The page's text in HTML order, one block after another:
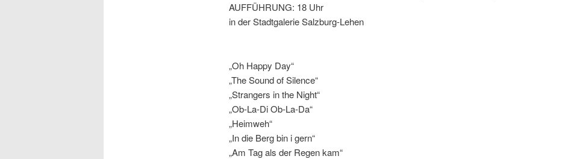
AUFFÜHRUNG: 18 Uhr
in der Stadtgalerie Salzburg-Lehen
„Oh Happy Day“
„The Sound of Silence“
„Strangers in the Night“
„Ob-La-Di Ob-La-Da“
„Heimweh“
„In die Berg bin i gern“
„Am Tag als der Regen kam“